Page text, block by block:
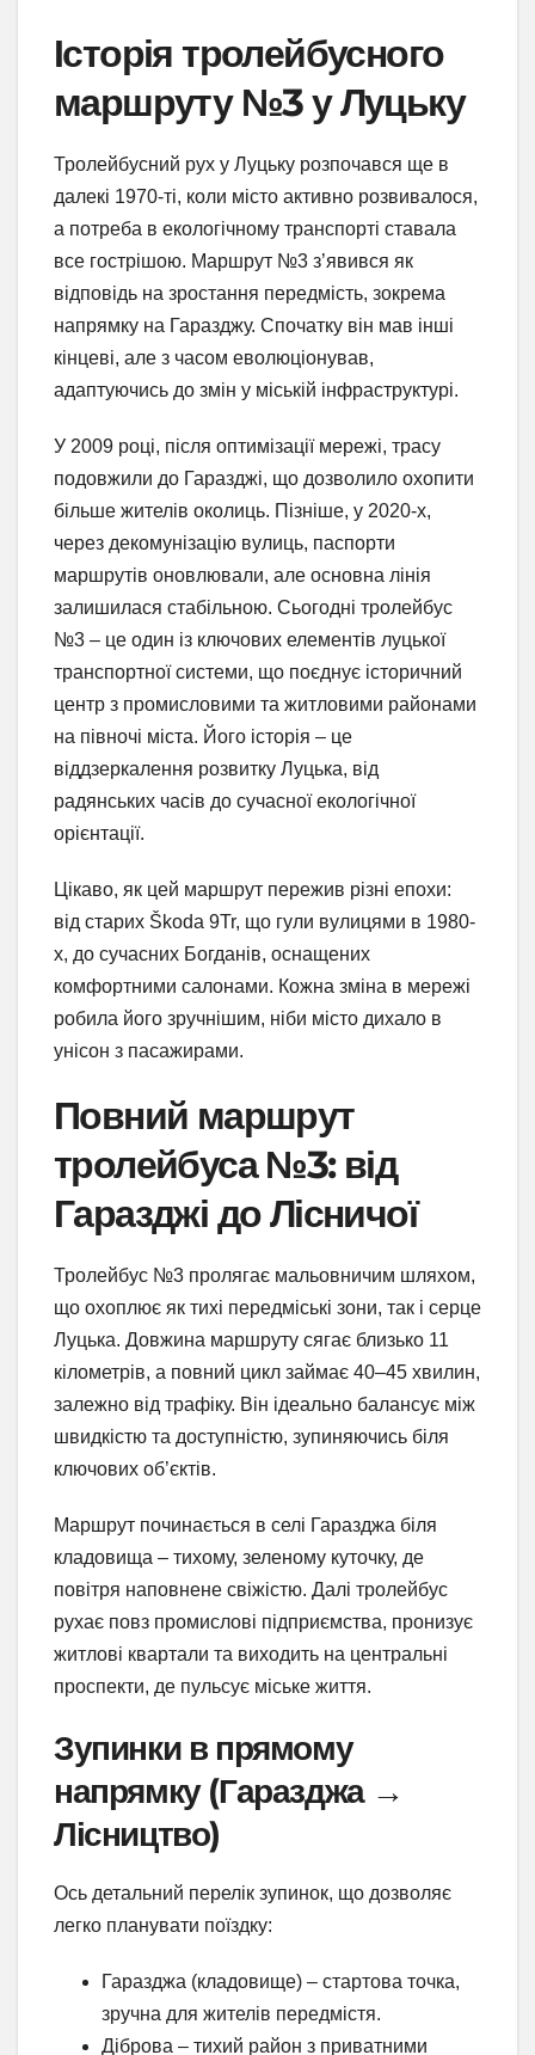
Історія тролейбусного
маршруту №3 у Луцьку
Тролейбусний рух у Луцьку розпочався ще в
далекі 1970-ті, коли місто активно розвивалося,
а потреба в екологічному транспорті ставала
все гострішою. Маршрут №3 з’явився як
відповідь на зростання передмість, зокрема
напрямку на Гаразджу. Спочатку він мав інші
кінцеві, але з часом еволюціонував,
адаптуючись до змін у міській інфраструктурі.
У 2009 році, після оптимізації мережі, трасу
подовжили до Гаразджі, що дозволило охопити
більше жителів околиць. Пізніше, у 2020-х,
через декомунізацію вулиць, паспорти
маршрутів оновлювали, але основна лінія
залишилася стабільною. Сьогодні тролейбус
№3 – це один із ключових елементів луцької
транспортної системи, що поєднує історичний
центр з промисловими та житловими районами
на півночі міста. Його історія – це
віддзеркалення розвитку Луцька, від
радянських часів до сучасної екологічної
орієнтації.
Цікаво, як цей маршрут пережив різні епохи:
від старих Škoda 9Tr, що гули вулицями в 1980-
х, до сучасних Богданів, оснащених
комфортними салонами. Кожна зміна в мережі
робила його зручнішим, ніби місто дихало в
унісон з пасажирами.
Повний маршрут
тролейбуса №3: від
Гаразджі до Лісничої
Тролейбус №3 пролягає мальовничим шляхом,
що охоплює як тихі передміські зони, так і серце
Луцька. Довжина маршруту сягає близько 11
кілометрів, а повний цикл займає 40–45 хвилин,
залежно від трафіку. Він ідеально балансує між
швидкістю та доступністю, зупиняючись біля
ключових об’єктів.
Маршрут починається в селі Гаразджа біля
кладовища – тихому, зеленому куточку, де
повітря наповнене свіжістю. Далі тролейбус
рухає повз промислові підприємства, пронизує
житлові квартали та виходить на центральні
проспекти, де пульсує міське життя.
Зупинки в прямому
напрямку (Гаразджа →
Лісництво)
Ось детальний перелік зупинок, що дозволяє
легко планувати поїздку:
Гаразджа (кладовище) – стартова точка,
зручна для жителів передмістя.
Діброва – тихий район з приватними